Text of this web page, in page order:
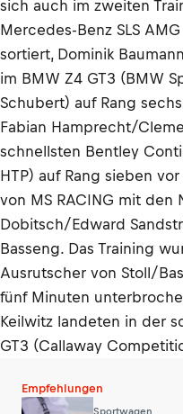
sich auch im zweiten
Mercedes-Benz SLS
sortiert, Dominik
im BMW Z4 GT3 (BMW
Schubert) auf Rang
Fabian Hamprecht/
schnellsten Bentley
HTP) auf Rang sieben
von MS RACING mit den
Dobitsch/Edward
Basseng. Das Training
Ausrutscher von Stoll/
fünf Minuten
Keilwitz landeten in der
GT3 (Callaway
Empfehlungen
Sportwagen